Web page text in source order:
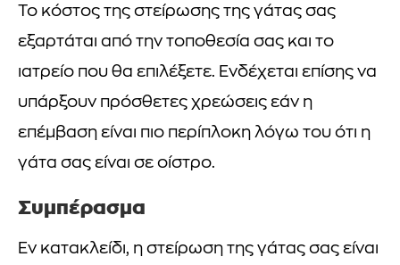
Το κόστος της στείρωσης της γάτας σας
εξαρτάται από την τοποθεσία σας και το
ιατρείο που θα επιλέξετε. Ενδέχεται επίσης να
υπάρξουν πρόσθετες χρεώσεις εάν η
επέμβαση είναι πιο περίπλοκη λόγω του ότι η
γάτα σας είναι σε οίστρο.
Συμπέρασμα
Εν κατακλείδι, η στείρωση της γάτας σας είναι